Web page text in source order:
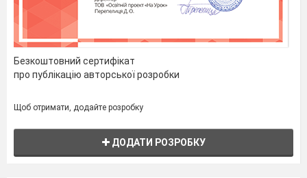
Безкоштовний сертифікат
про публікацію авторської розробки
Щоб отримати, додайте розробку
ДОДАТИ РОЗРОБКУ